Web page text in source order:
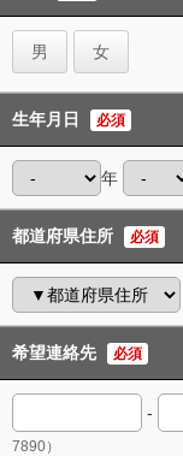
男 女
生年月日 必須
年
都道府県住所 必須
希望連絡先 必須
-
7890）